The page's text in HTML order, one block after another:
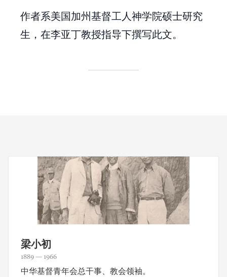
作者系美国加州基督工人神学院硕士研究
生，在李亚丁教授指导下撰写此文。
梁小初
1889 — 1966
中华基督青年会总干事、教会领袖。